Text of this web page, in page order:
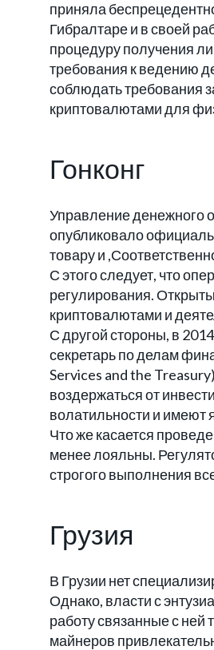
приняла
Гибралтаре и в своей
процедуру получения
требования к ведению
соблюдать требования
криптовалютами для
Гонконг
Управление денежного
опубликовало
товару и
С этого следует, что
регулирования.
криптовалютами и
С другой стороны, в
секретарь по делам
Services and the
воздержаться от
волатильности и имеют
Что же касается
менее лояльны.
строгого выполнения
Грузия
В Грузии нет
Однако, власти с
работу связанные с ней
майнеров